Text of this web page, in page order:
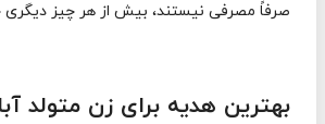
صرفاً مصرفی نیستند، بیش از هر چیز
بهترین هدیه برای زن متولد